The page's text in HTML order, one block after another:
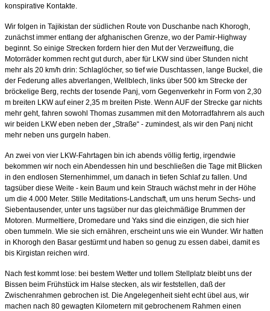
konspirative Kontakte.
Wir folgen in Tajikistan der südlichen Route von Duschanbe nach Khorogh,
zunächst immer entlang der afghanischen Grenze, wo der Pamir-Highway
beginnt. So einige Strecken fordern hier den Mut der Verzweiflung, die
Motorräder kommen recht gut durch, aber für LKW sind über Stunden nicht
mehr als 20 km/h drin: Schlaglöcher, so tief wie Duschtassen, lange Buckel, die
der Federung alles abverlangen, Wellblech, links über 500 km Strecke der
bröckelige Berg, rechts der tosende Panj, vorn Gegenverkehr in Form von 2,30
m breiten LKW auf einer 2,35 m breiten Piste. Wenn AUF der Strecke gar nichts
mehr geht, fahren sowohl Thomas zusammen mit den Motorradfahrern als auch
wir beiden LKW eben neben der „Straße“ - zumindest, als wir den Panj nicht
mehr neben uns gurgeln haben.
An zwei von vier LKW-Fahrtagen bin ich abends völlig fertig, irgendwie
bekommen wir noch ein Abendessen hin und beschließen die Tage mit Blicken
in den endlosen Sternenhimmel, um danach in tiefen Schlaf zu fallen. Und
tagsüber diese Weite - kein Baum und kein Strauch wächst mehr in der Höhe
um die 4.000 Meter. Stille Meditations-Landschaft, um uns herum Sechs- und
Siebentausender, unter uns tagsüber nur das gleichmäßige Brummen der
Motoren. Murmeltiere, Dromedare und Yaks sind die einzigen, die sich hier
oben tummeln. Wie sie sich ernähren, erscheint uns wie ein Wunder. Wir hatten
in Khorogh den Basar gestürmt und haben so genug zu essen dabei, damit es
bis Kirgistan reichen wird.
Nach fest kommt lose: bei bestem Wetter und tollem Stellplatz bleibt uns der
Bissen beim Frühstück im Halse stecken, als wir feststellen, daß der
Zwischenrahmen gebrochen ist. Die Angelegenheit sieht echt übel aus, wir
machen nach 80 gewagten Kilometern mit gebrochenem Rahmen einen